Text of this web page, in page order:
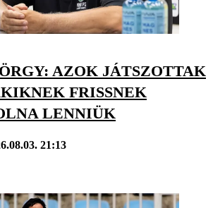
AZOK JÁTSZOTTAK
FRISSNEK
LENNIÜK
21:13